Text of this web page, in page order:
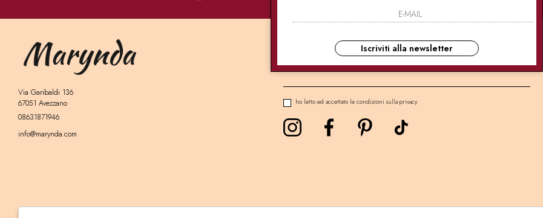
Via Garibaldi 136
67051 Avezzano
08631871946
info@marynda.com
NEWSLETTER
ho letto ed accettato le condizioni sulla privacy.
Iscriviti alla newsletter